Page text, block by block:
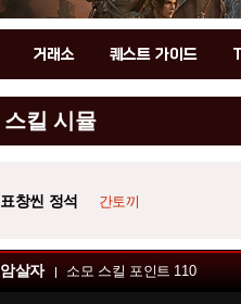
거래소 퀘스트 가이드
스킬 시뮬
표창씬 정석 간토끼
암살자 소모 스킬 포인트 110